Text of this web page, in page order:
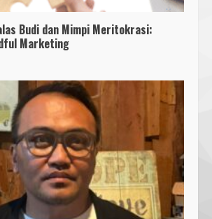
Budi dan Mimpi Meritokrasi:
Marketing
Bukan Sekadar Bersih-Bersih, KKN
UMMAT dan Warga Sesela Perkuat
Ketangguhan Desa dari Risiko
Bencana
18 July 2026
Segini Harga Resmi iPhone 15 di